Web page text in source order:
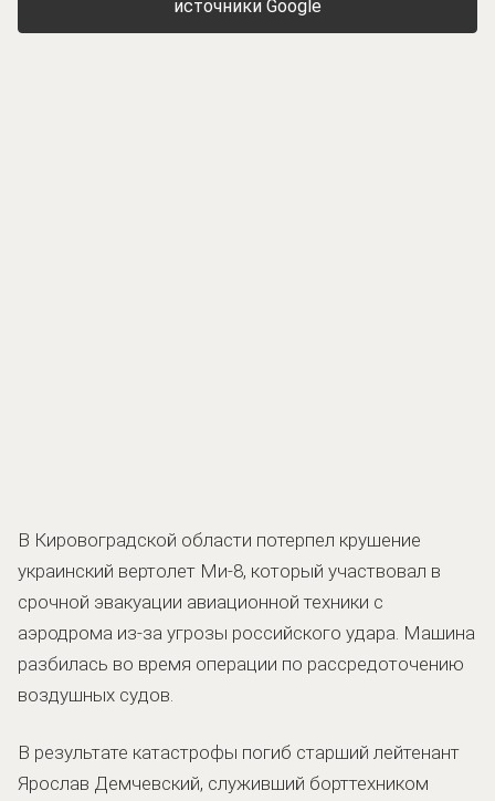
источники Google
В Кировоградской области потерпел крушение
украинский вертолет Ми-8, который участвовал в
срочной эвакуации авиационной техники с
аэродрома из-за угрозы российского удара. Машина
разбилась во время операции по рассредоточению
воздушных судов.
В результате катастрофы погиб старший лейтенант
Ярослав Демчевский, служивший борттехником